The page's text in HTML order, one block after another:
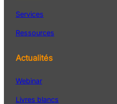
Services
Ressources
Actualités
Webinar
Livres blancs